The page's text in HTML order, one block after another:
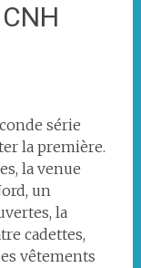
série
la première.
la venue
un
la
cadettes,
vêtements